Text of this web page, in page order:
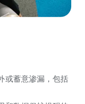
或蓄意渗漏，包括